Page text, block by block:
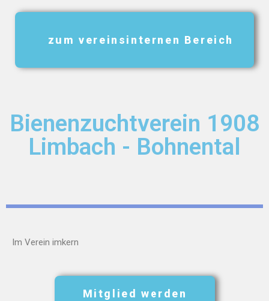
zum vereinsinternen Bereich
Bienenzuchtverein 1908
Limbach - Bohnental
Im Verein imkern
Mitglied werden